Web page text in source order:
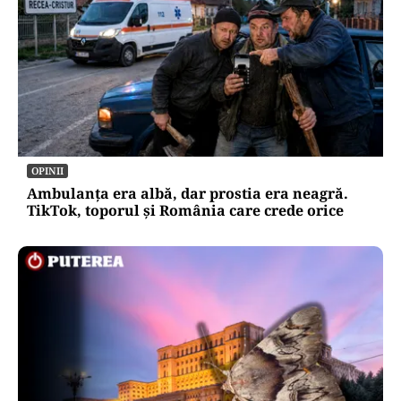
OPINII
Ambulanța era albă, dar prostia era neagră.
TikTok, toporul și România care crede orice